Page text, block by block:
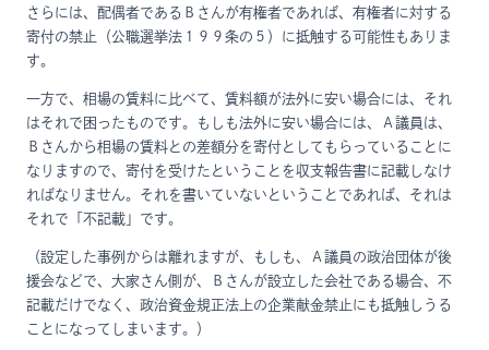
さらには、配偶者であるＢさんが有権者であれば、有権者に対する
寄付の禁止（公職選挙法１９９条の５）に抵触する可能性もありま
す。
一方で、相場の賃料に比べて、賃料額が法外に安い場合には、それ
はそれで困ったものです。もしも法外に安い場合には、Ａ議員は、
Ｂさんから相場の賃料との差額分を寄付としてもらっていることに
なりますので、寄付を受けたということを収支報告書に記載しなけ
ればなりません。それを書いていないということであれば、それは
それで「不記載」です。
（設定した事例からは離れますが、もしも、Ａ議員の政治団体が後
援会などで、大家さん側が、Ｂさんが設立した会社である場合、不
記載だけでなく、政治資金規正法上の企業献金禁止にも抵触しうる
ことになってしまいます。）